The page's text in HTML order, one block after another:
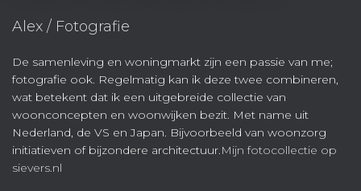
Alex / Fotografie
De samenleving en woningmarkt zijn een passie van me;
fotografie ook. Regelmatig kan ik deze twee combineren,
wat betekent dat ik een uitgebreide collectie van
woonconcepten en woonwijken bezit. Met name uit
Nederland, de VS en Japan. Bijvoorbeeld van woonzorg
initiatieven of bijzondere architectuur.Mijn fotocollectie op
sievers.nl